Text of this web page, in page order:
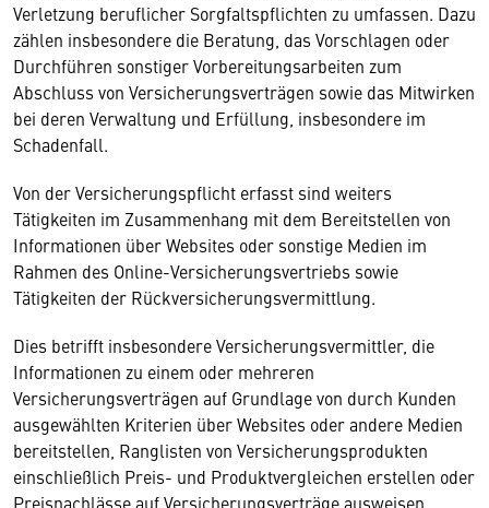
Verletzung beruflicher Sorgfaltspflichten zu umfassen. Dazu
zählen insbesondere die Beratung, das Vorschlagen oder
Durchführen sonstiger Vorbereitungsarbeiten zum
Abschluss von Versicherungsverträgen sowie das Mitwirken
bei deren Verwaltung und Erfüllung, insbesondere im
Schadenfall.
Von der Versicherungspflicht erfasst sind weiters
Tätigkeiten im Zusammenhang mit dem Bereitstellen von
Informationen über Websites oder sonstige Medien im
Rahmen des Online-Versicherungsvertriebs sowie
Tätigkeiten der Rückversicherungsvermittlung.
Dies betrifft insbesondere Versicherungsvermittler, die
Informationen zu einem oder mehreren
Versicherungsverträgen auf Grundlage von durch Kunden
ausgewählten Kriterien über Websites oder andere Medien
bereitstellen, Ranglisten von Versicherungsprodukten
einschließlich Preis- und Produktvergleichen erstellen oder
Preisnachlässe auf Versicherungsverträge ausweisen,